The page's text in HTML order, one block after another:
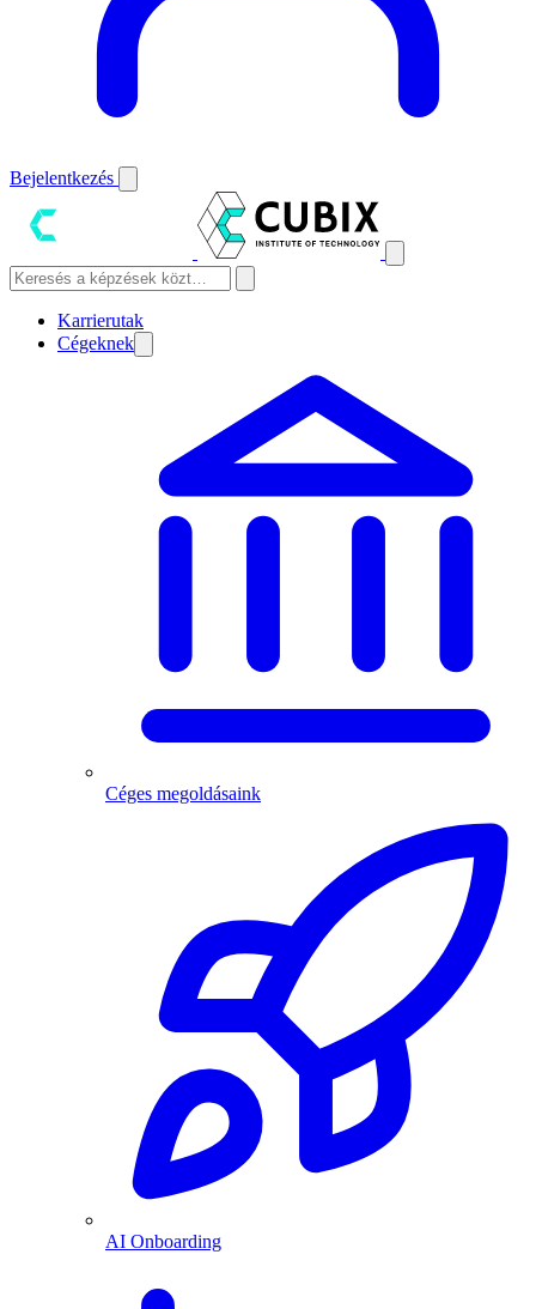
Bejelentkezés
Karrierutak
Cégeknek
Céges megoldásaink
AI Onboarding